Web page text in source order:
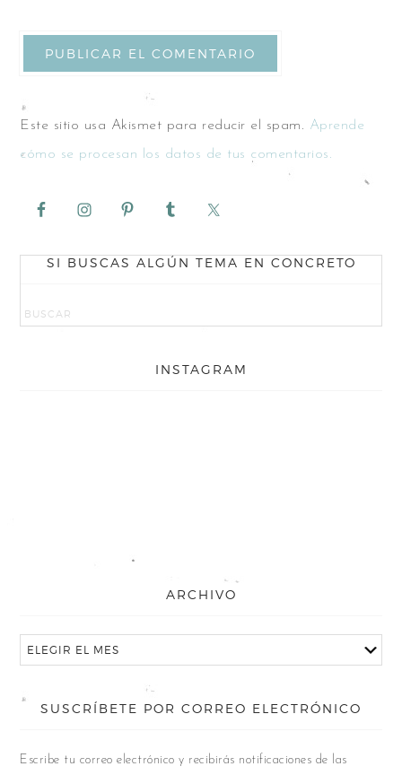
Este sitio usa Akismet para reducir el spam. Aprende
cómo se procesan los datos de tus comentarios.
SI BUSCAS ALGÚN TEMA EN CONCRETO
INSTAGRAM
ARCHIVO
SUSCRÍBETE POR CORREO ELECTRÓNICO
Escribe tu correo electrónico y recibirás notificaciones de las